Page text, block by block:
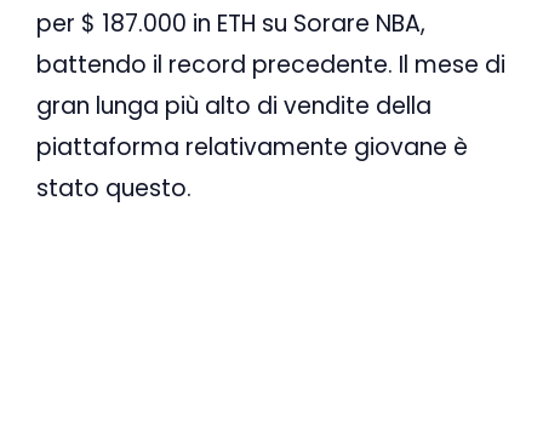
per $ 187.000 in ETH su Sorare NBA,
battendo il record precedente. Il mese di
gran lunga più alto di vendite della
piattaforma relativamente giovane è
stato questo.